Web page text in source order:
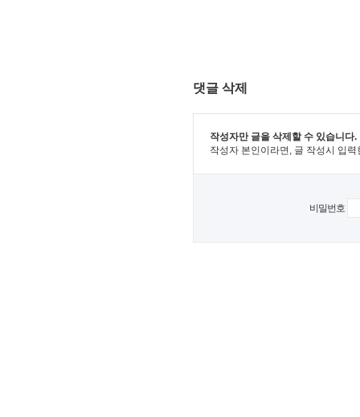
댓글 삭제
작성자만 글을 삭제할 수 있습니다.
작성자 본인이라면, 글 작성시 입
비밀번호